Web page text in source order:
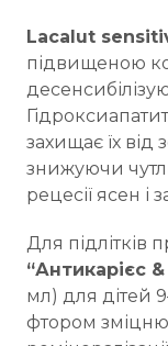
Lacalut
підвищеною
захищає їх від
знижуючи
рецесії ясен і
Для підлітків
“Антикарієс
мл) для дітей
фтором